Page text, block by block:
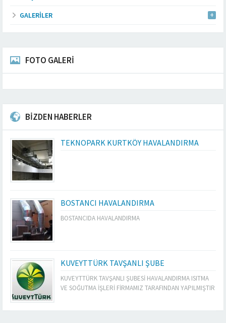
GALERILER
FOTO GALERİ
BİZDEN HABERLER
TEKNOPARK KURTKÖY HAVALANDIRMA
BOSTANCI HAVALANDIRMA
BOSTANCIDA HAVALANDIRMA
KUVEYTTÜRK TAVŞANLI ŞUBE
KUVEYTTÜRK TAVŞANLI ŞUBESİ HAVALANDIRMA ISITMA
VE SOĞUTMA İŞLERİ FİRMAMIZ TARAFINDAN YAPILMIŞTIR